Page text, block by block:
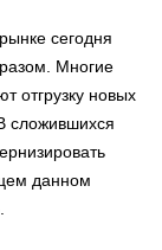
сегодня
Многие
отгрузку новых
сложившихся
данном